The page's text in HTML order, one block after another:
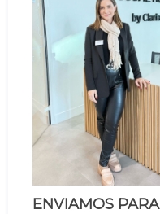
ENVIAMOS